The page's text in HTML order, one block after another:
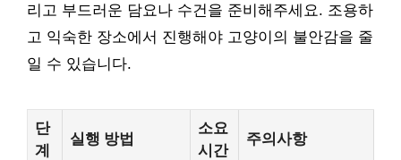
리고 부드러운 담요나 수건을 준비해주세요. 조용하
고 익숙한 장소에서 진행해야 고양이의 불안감을 줄
일 수 있습니다.
단
계
실행 방법
소요
시간
주의사항